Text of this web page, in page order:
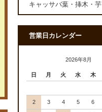
キャッサバ葉・挿木・芋
営業日カレンダー
2026年8月
日 月 火 水 木
2 3 4 5 6